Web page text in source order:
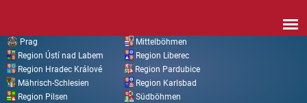
Prag
Mittelböhmen
Region Ústí nad Labem
Region Liberec
Region Hradec Králové
Region Pardubice
Mährisch-Schlesien
Region Karlsbad
Region Pilsen
Südböhmen